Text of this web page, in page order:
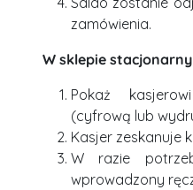
zamówienia.
W sklepie
Pokaż
(cyfrową lub
Kasjer zeskanuje
W razie
wprowadzony